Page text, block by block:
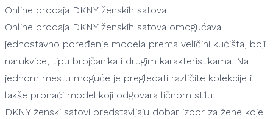
Online prodaja DKNY ženskih satova
Online prodaja DKNY ženskih satova omogućava
jednostavno poređenje modela prema veličini kućišta, boji
narukvice, tipu brojčanika i drugim karakteristikama. Na
jednom mestu moguće je pregledati različite kolekcije i
lakše pronaći model koji odgovara ličnom stilu.
DKNY ženski satovi predstavljaju dobar izbor za žene koje